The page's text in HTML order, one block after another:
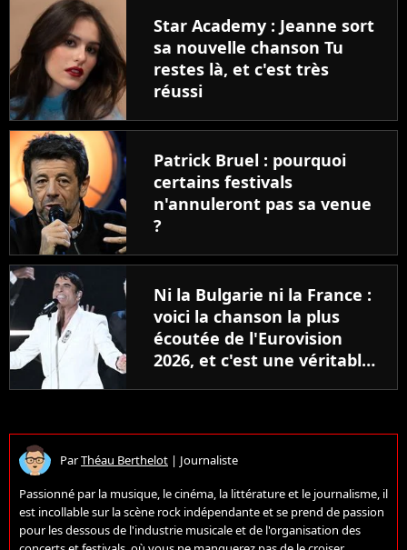
Star Academy : Jeanne sort
sa nouvelle chanson Tu
restes là, et c'est très
réussi
Patrick Bruel : pourquoi
certains festivals
n'annuleront pas sa venue
?
Ni la Bulgarie ni la France :
voici la chanson la plus
écoutée de l'Eurovision
2026, et c'est une véritable
ParThéau Berthelot | Journaliste
Passionné par la musique, le cinéma, la littérature et le journalisme, il
est incollable sur la scène rock indépendante et se prend de passion
pour les dessous de l'industrie musicale et de l'organisation des